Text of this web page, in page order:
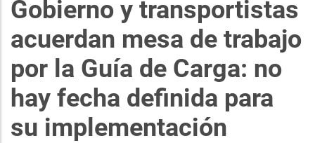
Gobierno y transportistas
acuerdan mesa de trabajo
por la Guía de Carga: no
hay fecha definida para
su implementación